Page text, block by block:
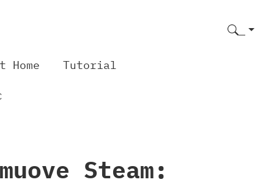
Home Tutorial
Steam: